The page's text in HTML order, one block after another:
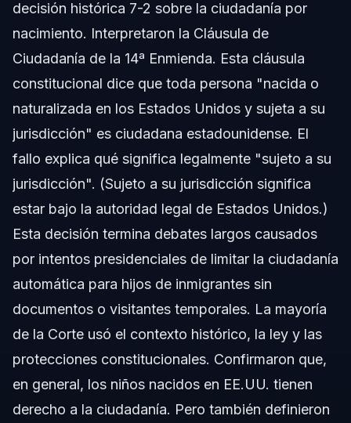
decisión histórica 7-2 sobre la ciudadanía por
nacimiento. Interpretaron la Cláusula de
Ciudadanía de la 14ª Enmienda. Esta cláusula
constitucional dice que toda persona "nacida o
naturalizada en los Estados Unidos y sujeta a su
jurisdicción" es ciudadana estadounidense. El
fallo explica qué significa legalmente "sujeto a su
jurisdicción". (Sujeto a su jurisdicción significa
estar bajo la autoridad legal de Estados Unidos.)
Esta decisión termina debates largos causados
por intentos presidenciales de limitar la ciudadanía
automática para hijos de inmigrantes sin
documentos o visitantes temporales. La mayoría
de la Corte usó el contexto histórico, la ley y las
protecciones constitucionales. Confirmaron que,
en general, los niños nacidos en EE.UU. tienen
derecho a la ciudadanía. Pero también definieron